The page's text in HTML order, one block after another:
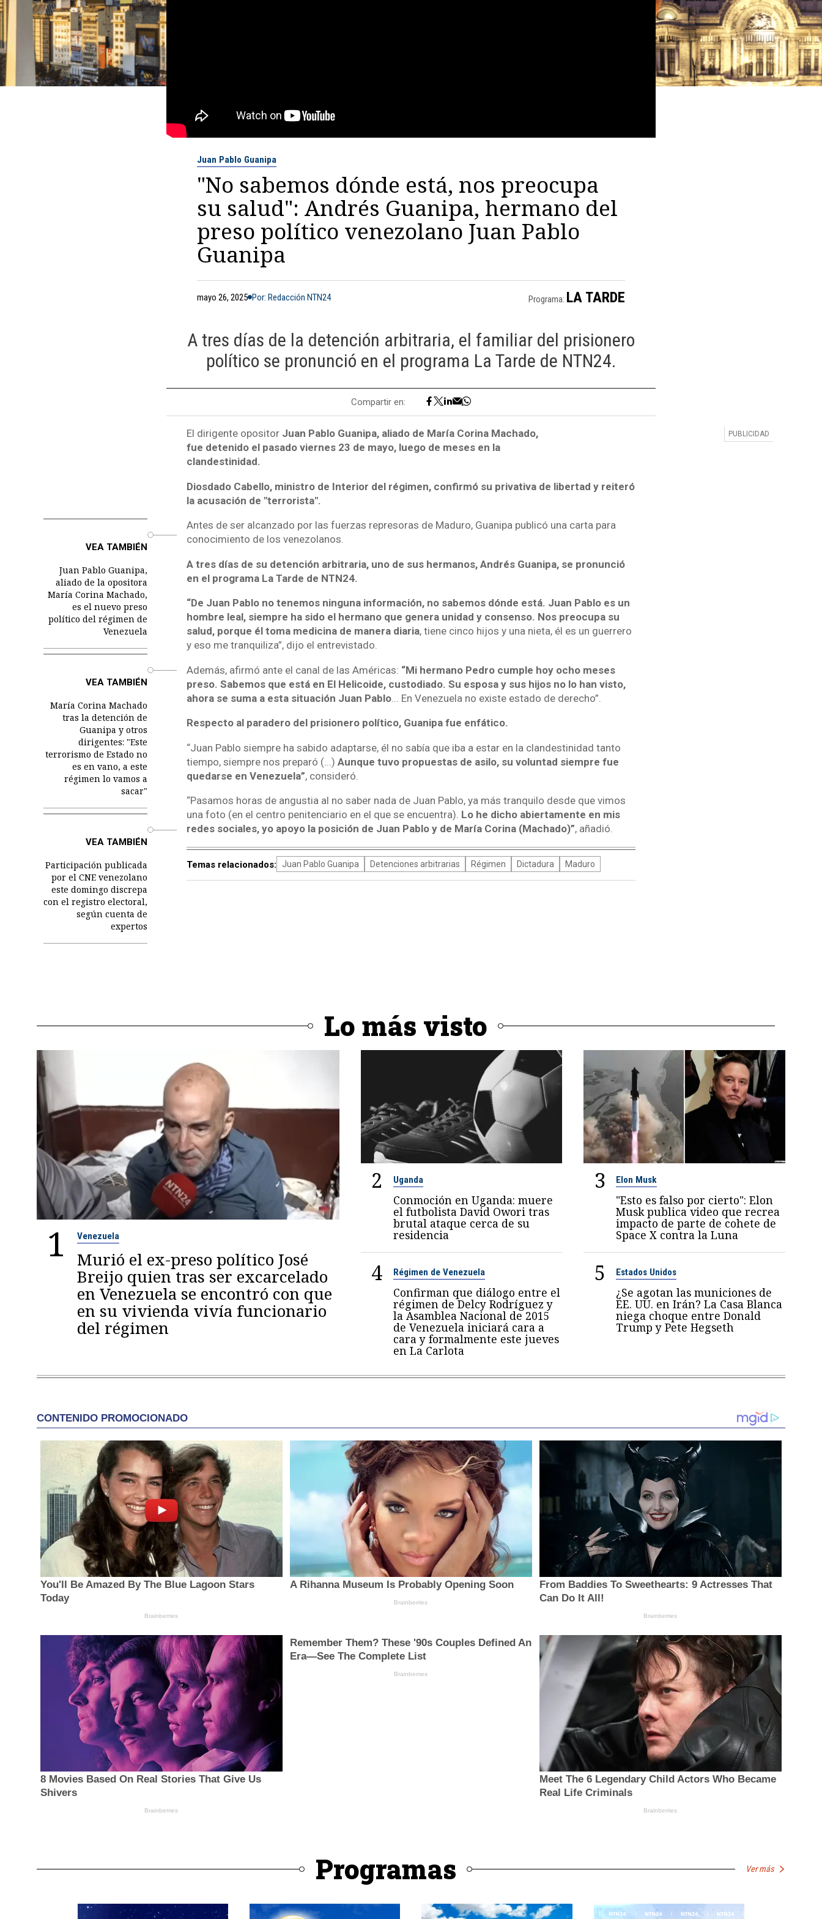
Juan Pablo Guanipa
"No sabemos dónde está, nos preocupa
su salud": Andrés Guanipa, hermano del
preso político venezolano Juan Pablo
Guanipa
mayo 26, 2025 Por: Redacción NTN24 Programa: LA TARDE
A tres días de la detención arbitraria, el familiar del prisionero
político se pronunció en el programa La Tarde de NTN24.
Compartir en:
El dirigente opositor Juan Pablo Guanipa, aliado de María Corina Machado,
fue detenido el pasado viernes 23 de mayo, luego de meses en la
clandestinidad.
Diosdado Cabello, ministro de Interior del régimen, confirmó su privativa de libertad y reiteró
la acusación de "terrorista".
VEA TAMBIÉN
Juan Pablo Guanipa,
aliado de la opositora
María Corina Machado,
es el nuevo preso
político del régimen de
Venezuela
Antes de ser alcanzado por las fuerzas represoras de Maduro, Guanipa publicó una carta para
conocimiento de los venezolanos.
A tres días de su detención arbitraria, uno de sus hermanos, Andrés Guanipa, se pronunció
en el programa La Tarde de NTN24.
VEA TAMBIÉN
María Corina Machado
tras la detención de
Guanipa y otros
dirigentes: "Este
terrorismo de Estado no
es en vano, a este
régimen lo vamos a
sacar"
“De Juan Pablo no tenemos ninguna información, no sabemos dónde está. Juan Pablo es un
hombre leal, siempre ha sido el hermano que genera unidad y consenso. Nos preocupa su
salud, porque él toma medicina de manera diaria, tiene cinco hijos y una nieta, él es un guerrero
y eso me tranquiliza”, dijo el entrevistado.
Además, afirmó ante el canal de las Américas: “Mi hermano Pedro cumple hoy ocho meses
preso. Sabemos que está en El Helicoide, custodiado. Su esposa y sus hijos no lo han visto,
ahora se suma a esta situación Juan Pablo... En Venezuela no existe estado de derecho”.
Respecto al paradero del prisionero político, Guanipa fue enfático.
VEA TAMBIÉN
Participación publicada
por el CNE venezolano
este domingo discrepa
con el registro electoral,
según cuenta de
expertos
“Juan Pablo siempre ha sabido adaptarse, él no sabía que iba a estar en la clandestinidad tanto
tiempo, siempre nos preparó (...) Aunque tuvo propuestas de asilo, su voluntad siempre fue
quedarse en Venezuela”, consideró.
“Pasamos horas de angustia al no saber nada de Juan Pablo, ya más tranquilo desde que vimos
una foto (en el centro penitenciario en el que se encuentra). Lo he dicho abiertamente en mis
redes sociales, yo apoyo la posición de Juan Pablo y de María Corina (Machado)”, añadió.
Temas relacionados: Juan Pablo Guanipa Detenciones arbitrarias Régimen Dictadura Maduro
Lo más visto
1 Venezuela
Murió el ex-preso político José
Breijo quien tras ser excarcelado
en Venezuela se encontró con que
en su vivienda vivía funcionario
del régimen
2 Uganda
Conmoción en Uganda: muere
el futbolista David Owori tras
brutal ataque cerca de su
residencia
3 Elon Musk
"Esto es falso por cierto": Elon
Musk publica video que recrea
impacto de parte de cohete de
Space X contra la Luna
4 Régimen de Venezuela
Confirman que diálogo entre el
régimen de Delcy Rodríguez y
la Asamblea Nacional de 2015
de Venezuela iniciará cara a
cara y formalmente este jueves
en La Carlota
5 Estados Unidos
¿Se agotan las municiones de
EE. UU. en Irán? La Casa Blanca
niega choque entre Donald
Trump y Pete Hegseth
Programas Ver más